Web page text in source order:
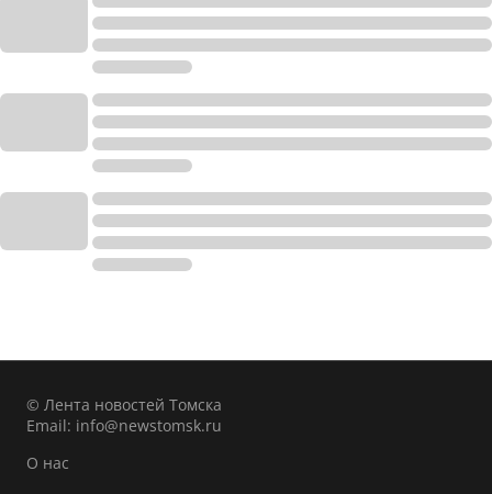
© Лента новостей Томска
Email: info@newstomsk.ru
О нас